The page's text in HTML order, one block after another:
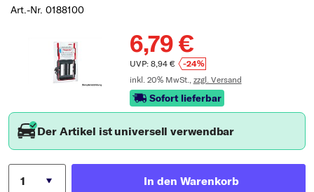
Art.-Nr. 0188100
6,79 €
UVP: 8,94 €
-24%
inkl. 20% MwSt., zzgl. Versand
Sofort lieferbar
Der Artikel ist universell verwendbar
In den Warenkorb